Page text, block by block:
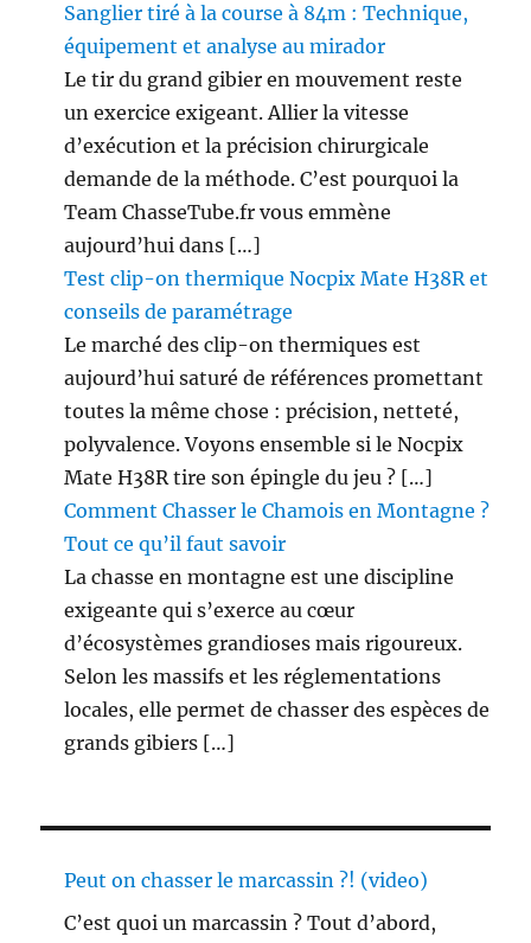
Sanglier tiré à la course à 84m : Technique,
équipement et analyse au mirador
Le tir du grand gibier en mouvement reste
un exercice exigeant. Allier la vitesse
d’exécution et la précision chirurgicale
demande de la méthode. C’est pourquoi la
Team ChasseTube.fr vous emmène
aujourd’hui dans […]
Test clip-on thermique Nocpix Mate H38R et
conseils de paramétrage
Le marché des clip-on thermiques est
aujourd’hui saturé de références promettant
toutes la même chose : précision, netteté,
polyvalence. Voyons ensemble si le Nocpix
Mate H38R tire son épingle du jeu ? […]
Comment Chasser le Chamois en Montagne ?
Tout ce qu’il faut savoir
La chasse en montagne est une discipline
exigeante qui s’exerce au cœur
d’écosystèmes grandioses mais rigoureux.
Selon les massifs et les réglementations
locales, elle permet de chasser des espèces de
grands gibiers […]
Peut on chasser le marcassin ?! (video)
C’est quoi un marcassin ? Tout d’abord,